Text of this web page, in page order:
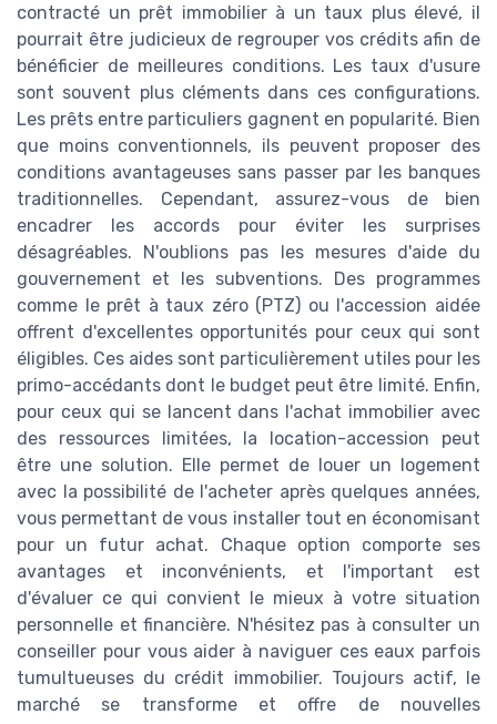
contracté un prêt immobilier à un taux plus élevé, il
pourrait être judicieux de regrouper vos crédits afin de
bénéficier de meilleures conditions. Les taux d'usure
sont souvent plus cléments dans ces configurations.
Les prêts entre particuliers gagnent en popularité. Bien
que moins conventionnels, ils peuvent proposer des
conditions avantageuses sans passer par les banques
traditionnelles. Cependant, assurez-vous de bien
encadrer les accords pour éviter les surprises
désagréables. N'oublions pas les mesures d'aide du
gouvernement et les subventions. Des programmes
comme le prêt à taux zéro (PTZ) ou l'accession aidée
offrent d'excellentes opportunités pour ceux qui sont
éligibles. Ces aides sont particulièrement utiles pour les
primo-accédants dont le budget peut être limité. Enfin,
pour ceux qui se lancent dans l'achat immobilier avec
des ressources limitées, la location-accession peut
être une solution. Elle permet de louer un logement
avec la possibilité de l'acheter après quelques années,
vous permettant de vous installer tout en économisant
pour un futur achat. Chaque option comporte ses
avantages et inconvénients, et l'important est
d'évaluer ce qui convient le mieux à votre situation
personnelle et financière. N'hésitez pas à consulter un
conseiller pour vous aider à naviguer ces eaux parfois
tumultueuses du crédit immobilier. Toujours actif, le
marché se transforme et offre de nouvelles